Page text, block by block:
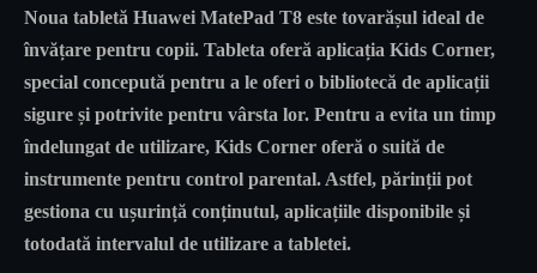
Noua tabletă Huawei MatePad T8 este tovarășul ideal de
învățare pentru copii. Tableta oferă aplicația Kids Corner,
special concepută pentru a le oferi o bibliotecă de aplicații
sigure și potrivite pentru vârsta lor. Pentru a evita un timp
îndelungat de utilizare, Kids Corner oferă o suită de
instrumente pentru control parental. Astfel, părinții pot
gestiona cu ușurință conținutul, aplicațiile disponibile și
totodată intervalul de utilizare a tabletei.